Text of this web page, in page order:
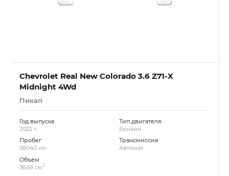
Chevrolet Real New Colorado 3.6 Z71-X
Midnight 4Wd
Пикап
Год выпуска
2022 г.
Пробег
38040 км.
Объём
3649 см3
Тип двигателя
Бензин
Трансмиссия
Автомат